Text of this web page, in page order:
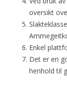
oversikt
Enkel
Det er en
henhold til